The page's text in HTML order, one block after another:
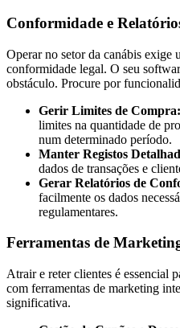
Conformidade e
Operar no setor da canábis exige
conformidade legal. O seu
obstáculo. Procure por
Gerir Limites de Compra:
limites na quantidade de
num determinado período.
Manter Registos
dados de transações e
Gerar Relatórios de
facilmente os dados
regulamentares.
Ferramentas de
Atrair e reter clientes é essencial
com ferramentas de marketing
significativa.